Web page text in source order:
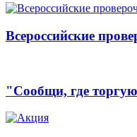
Всероссийские
"Сообщи, где